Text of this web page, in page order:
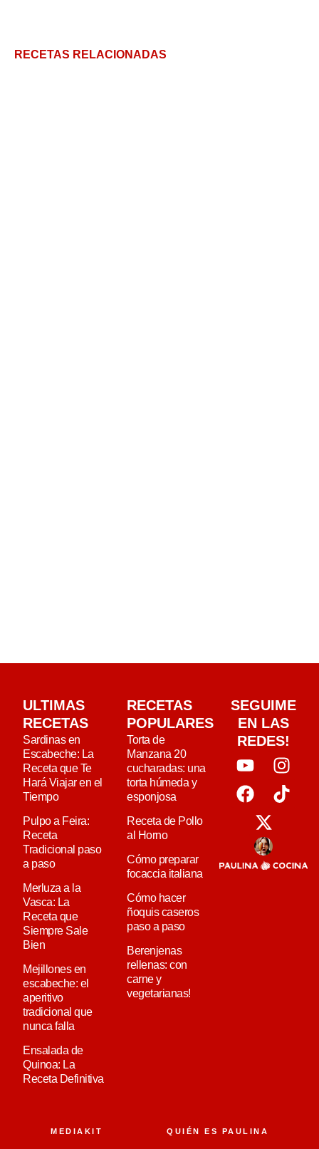
RECETAS RELACIONADAS
ULTIMAS
RECETAS
Sardinas en
Escabeche: La
Receta que Te
Hará Viajar en el
Tiempo
Pulpo a Feira:
Receta
Tradicional paso
a paso
Merluza a la
Vasca: La
Receta que
Siempre Sale
Bien
Mejillones en
escabeche: el
aperitivo
tradicional que
nunca falla
Ensalada de
Quinoa: La
Receta Definitiva
RECETAS
POPULARES
Torta de
Manzana 20
cucharadas: una
torta húmeda y
esponjosa
Receta de Pollo
al Horno
Cómo preparar
focaccia italiana
Cómo hacer
ñoquis caseros
paso a paso
Berenjenas
rellenas: con
carne y
vegetarianas!
SEGUIME
EN LAS
REDES!
MEDIAKIT QUIÉN ES PAULINA